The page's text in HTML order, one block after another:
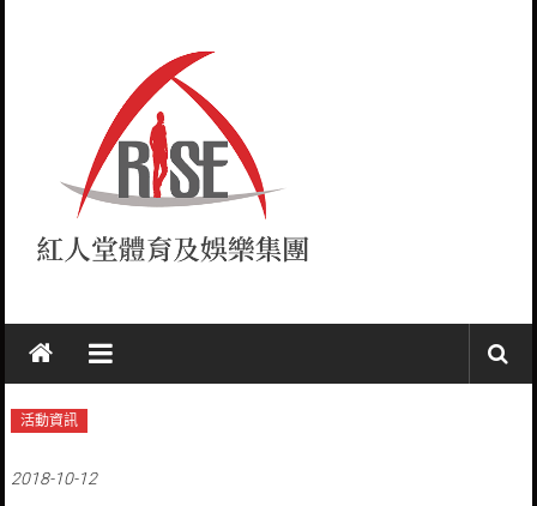
紅
人
堂
RISE
活動資訊
2018-10-12